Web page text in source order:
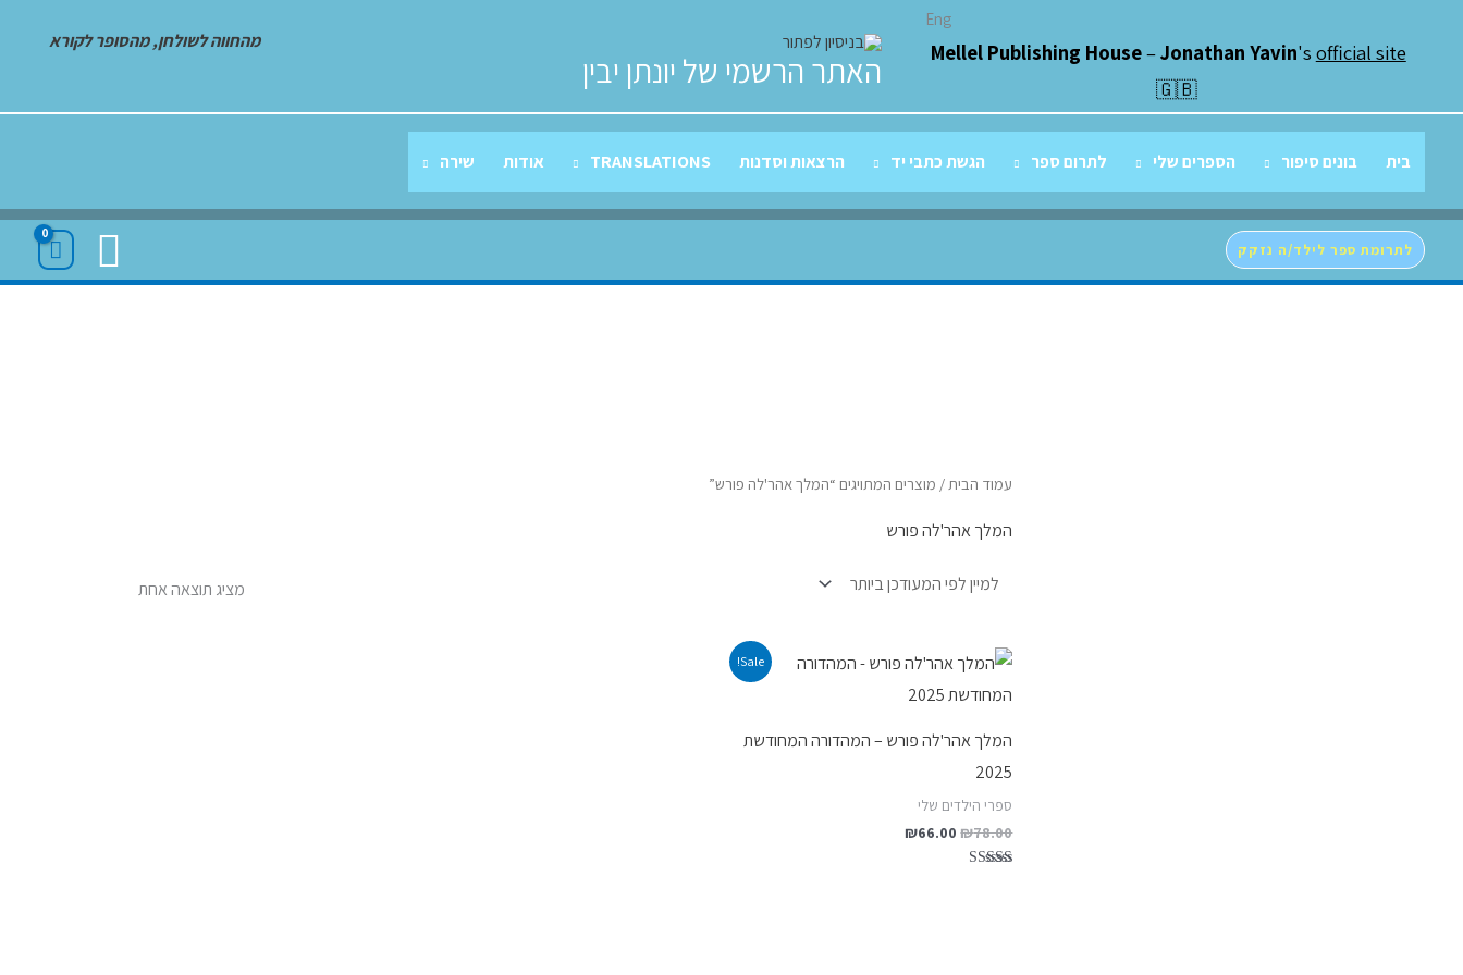
Eng
Mellel Publishing House–Jonathan Yavin's official site
🇬🇧
האתר הרשמי של יונתן יבין
מהחווה לשולחן, מהסופר לקורא
בית בונים סיפור הספרים שלי לתרום ספר הגשת כתבי יד הרצאות וסדנות TRANSLATIONS אודות שירה
לתרומת ספר לילד/ה נזקק חיפוש
עמוד הבית/ מוצרים המתויגים “המלך אהר'לה פורש”
המלך אהר'לה פורש
מציג תוצאה אחת
Sale!
המלך אהר'לה פורש – המהדורה המחודשת
2025
ספרי הילדים שלי
₪78.00
המחיר
המקורי
היה:
₪66.00
המחיר
הנוכחי